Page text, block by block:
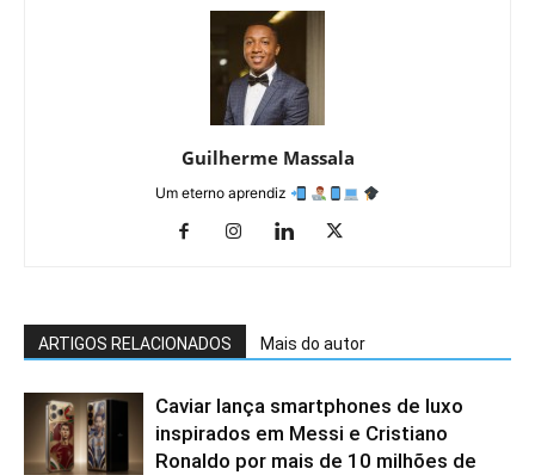
Guilherme Massala
Um eterno aprendiz
ARTIGOS RELACIONADOS Mais do autor
Caviar lança smartphones de luxo
inspirados em Messi e Cristiano
Ronaldo por mais de 10 milhões de